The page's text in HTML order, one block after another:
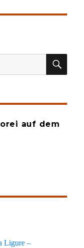
auf dem
Ligure –